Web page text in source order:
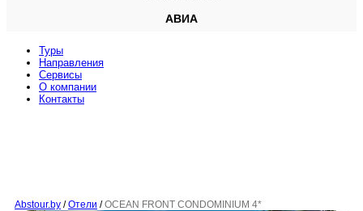
АВИА
Туры
Направления
Сервисы
O компании
Контакты
Abstour.by / Отели / OCEAN FRONT CONDOMINIUM 4*